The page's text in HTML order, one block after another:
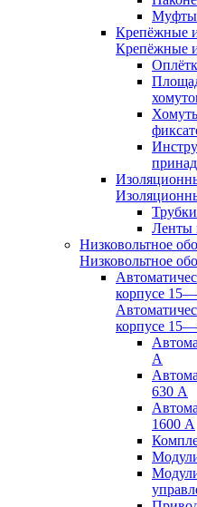
Муфты
Крепёжные
Крепёжные
Ленты
Низковольтное
Низковольтное
корпусе
корпусе
А
630 А
1600 А